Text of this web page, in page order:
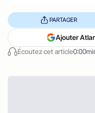
Écoutez cet article
PARTAGER
Ajouter